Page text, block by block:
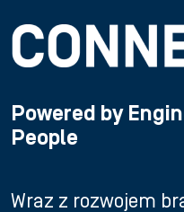
Powered by
People
Wraz z rozwojem